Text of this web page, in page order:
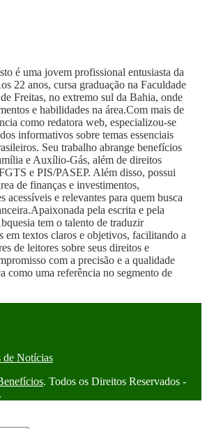
é uma jovem profissional entusiasta da
22 anos, cursa graduação na Faculdade
Freitas, no extremo sul da Bahia, onde
e habilidades na área.Com mais de
como redatora web, especializou-se
informativos sobre temas essenciais
Seu trabalho abrange benefícios
e Auxílio-Gás, além de direitos
e PIS/PASEP. Além disso, possui
de finanças e investimentos,
acessíveis e relevantes para quem busca
pela escrita e pela
tem o talento de traduzir
em textos claros e objetivos, facilitando a
de leitores sobre seus direitos e
com a precisão e a qualidade
como uma referência no segmento de
de Notícias
. Todos os Direitos Reservados -
.